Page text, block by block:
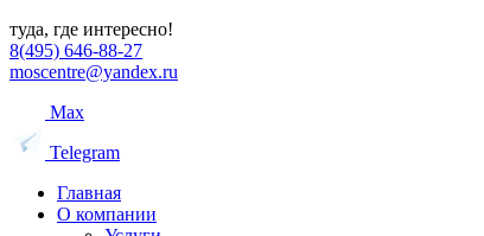
туда, где интересно!
8(495) 646-88-27
moscentre@yandex.ru
Max
Telegram
Главная
О компании